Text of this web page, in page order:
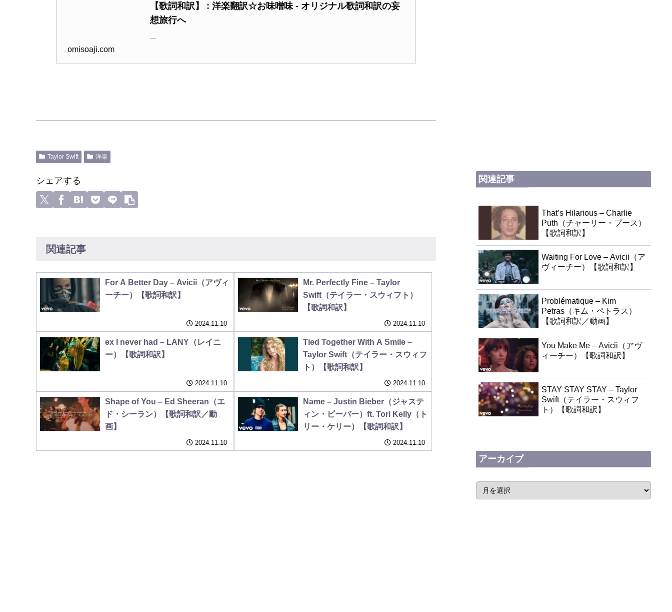
【歌詞和訳】 : 洋楽翻訳☆お味噌味 - オリジナル歌詞和訳の妄
想旅行へ
omisoaji.com
Taylor Swift 洋楽
シェアする
関連記事
For A Better Day – Avicii（アヴィ
ーチー）【歌詞和訳】
2024.11.10
Mr. Perfectly Fine – Taylor
Swift（テイラー・スウィフト）
【歌詞和訳】
2024.11.10
ex I never had – LANY（レイニ
ー）【歌詞和訳】
2024.11.10
Tied Together With A Smile –
Taylor Swift（テイラー・スウィフ
ト）【歌詞和訳】
2024.11.10
Shape of You – Ed Sheeran（エ
ド・シーラン）【歌詞和訳／動
画】
2024.11.10
Name – Justin Bieber（ジャステ
ィン・ビーバー）ft. Tori Kelly（ト
リー・ケリー）【歌詞和訳】
2024.11.10
関連記事
That’s Hilarious – Charlie
Puth（チャーリー・プース）
【歌詞和訳】
Waiting For Love – Avicii（ア
ヴィーチー）【歌詞和訳】
Problématique – Kim
Petras（キム・ペトラス）
【歌詞和訳／動画】
You Make Me – Avicii（アヴ
ィーチー）【歌詞和訳】
STAY STAY STAY – Taylor
Swift（テイラー・スウィフ
ト）【歌詞和訳】
アーカイブ